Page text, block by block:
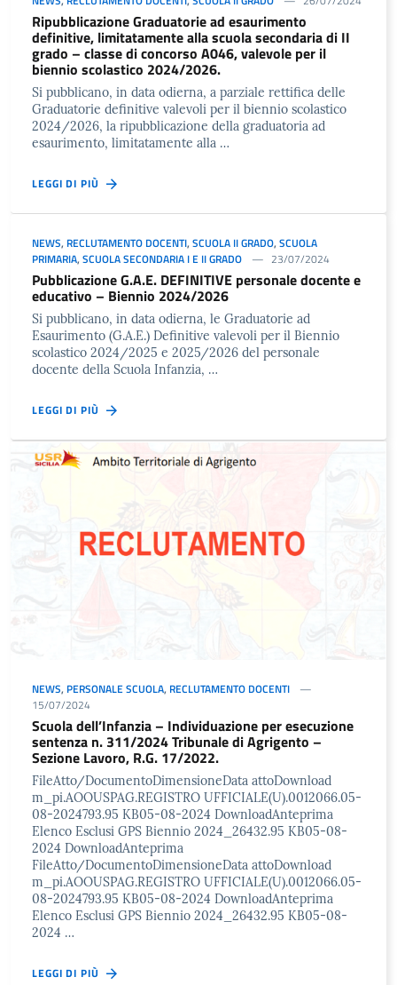
Ripubblicazione Graduatorie ad esaurimento
definitive, limitatamente alla scuola secondaria di II
grado – classe di concorso A046, valevole per il
biennio scolastico 2024/2026.
Si pubblicano, in data odierna, a parziale rettifica delle
Graduatorie definitive valevoli per il biennio scolastico
2024/2026, la ripubblicazione della graduatoria ad
esaurimento, limitatamente alla …
LEGGI DI PIÙ
NEWS, RECLUTAMENTO DOCENTI, SCUOLA II GRADO, SCUOLA
PRIMARIA, SCUOLA SECONDARIA I E II GRADO 23/07/2024
Pubblicazione G.A.E. DEFINITIVE personale docente e
educativo – Biennio 2024/2026
Si pubblicano, in data odierna, le Graduatorie ad
Esaurimento (G.A.E.) Definitive valevoli per il Biennio
scolastico 2024/2025 e 2025/2026 del personale
docente della Scuola Infanzia, …
LEGGI DI PIÙ
NEWS, PERSONALE SCUOLA, RECLUTAMENTO DOCENTI
15/07/2024
Scuola dell’Infanzia – Individuazione per esecuzione
sentenza n. 311/2024 Tribunale di Agrigento –
Sezione Lavoro, R.G. 17/2022.
FileAtto/DocumentoDimensioneData attoDownload
m_pi.AOOUSPAG.REGISTRO UFFICIALE(U).0012066.05-
08-2024793.95 KB05-08-2024 DownloadAnteprima
Elenco Esclusi GPS Biennio 2024_26432.95 KB05-08-
2024 DownloadAnteprima
FileAtto/DocumentoDimensioneData attoDownload
m_pi.AOOUSPAG.REGISTRO UFFICIALE(U).0012066.05-
08-2024793.95 KB05-08-2024 DownloadAnteprima
Elenco Esclusi GPS Biennio 2024_26432.95 KB05-08-
2024 …
LEGGI DI PIÙ